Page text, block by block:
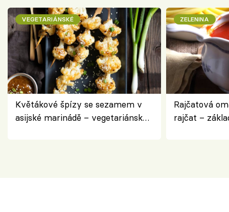
VEGETARIÁNSKÉ
Květákové špízy se sezamem v
asijské marinádě – vegetariánská
ZELENINA
Rajčatová
rajčat –